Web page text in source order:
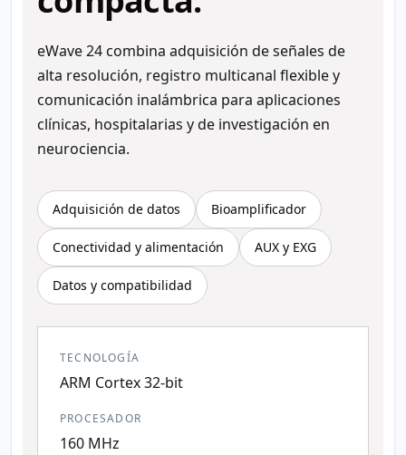
eWave 24 combina adquisición de señales de
alta resolución, registro multicanal flexible y
comunicación inalámbrica para aplicaciones
clínicas, hospitalarias y de investigación en
neurociencia.
Adquisición de datos Bioamplificador
Conectividad y alimentación AUX y EXG
Datos y compatibilidad
TECNOLOGÍA
ARM Cortex 32-bit
PROCESADOR
160 MHz